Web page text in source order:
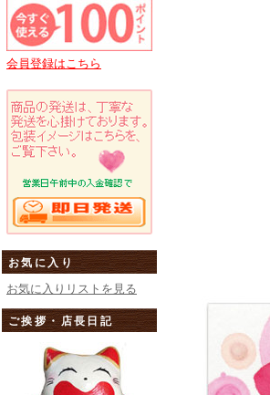
会員登録はこちら
お気に入り
お気に入りリストを見る
ご挨拶・店長日記